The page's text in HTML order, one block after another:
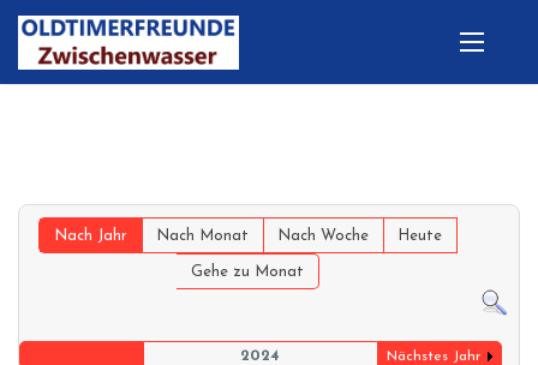
Nach Jahr Nach Monat Nach Woche Heute
Gehe zu Monat
2024 Nächstes Jahr